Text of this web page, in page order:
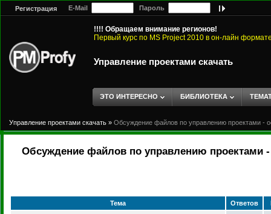
Регистрация E-Mail Пароль
!!!! Обращаем внимание регионов!
Первый курс по MS Project 2010 в он-лайн
Управление проектами скачать
ЭТО ИНТЕРЕСНО БИБЛИОТЕКА
Управление проектами скачать » Обсуждение файлов по управлению проектами -
Обсуждение файлов по управлению проектами -
Тема Ответов